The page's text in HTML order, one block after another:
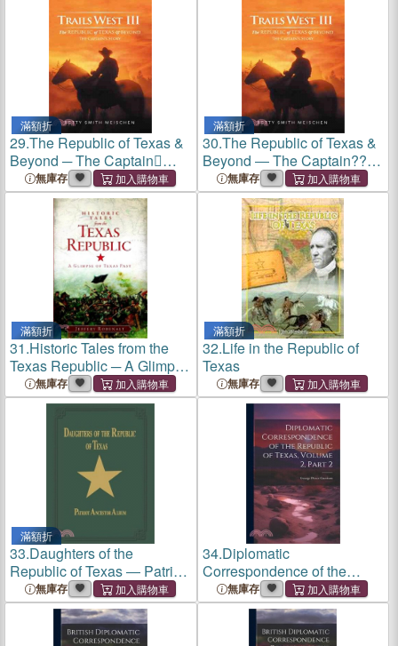
滿額折
29.The Republic of Texas &
Beyond ─ The Captain
Story無庫存
滿額折
30.The Republic of Texas &
Beyond ― The Captain??
Story無庫存
滿額折
31.Historic Tales from the
Texas Republic ─ A Glimpse
of Texas Past
無庫存
滿額折
32.Life in the Republic of
Texas
無庫存
滿額折
33.Daughters of the
Republic of Texas ― Patriot
Ancestor Album
無庫存
34.Diplomatic
Correspondence of the
Republic of Texas, Volume
2, part 2
無庫存